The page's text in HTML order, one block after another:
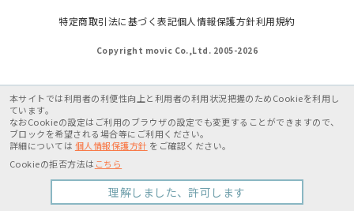
特定商取引法に基づく表記個人情報保護方針利用規約
Copyright movic Co.,Ltd. 2005-2026
本サイトでは利用者の利便性向上と利用者の利用状況把握のためCookieを利用し
ています。
なおCookieの設定はご利用のブラウザの設定でも変更することができますので、
ブロックを希望される場合等にご利用ください。
詳細については 個人情報保護方針 をご確認ください。
Cookieの拒否方法は こちら
理解しました、許可します